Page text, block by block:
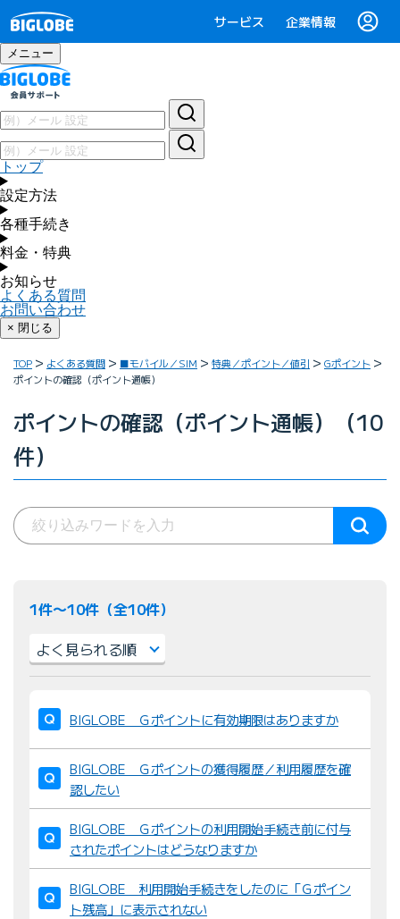
サービス 企業情報
メニュー
トップ
設定方法
各種手続き
料金・特典
お知らせ
よくある質問
お問い合わせ
× 閉じる
TOP よくある質問 ■モバイル／SIM 特典／ポイント／値引
Gポイント
ポイントの確認（ポイント通帳）
ポイントの確認（ポイント通帳）（10
件）
1件〜10件（全10件）
び
替
え
：
BIGLOBE Ｇポイントに有効期限はありますか
BIGLOBE Ｇポイントの獲得履歴／利用履歴を確
認したい
BIGLOBE Ｇポイントの利用開始手続き前に付与
されたポイントはどうなりますか
BIGLOBE 利用開始手続きをしたのに「Ｇポイン
ト残高」に表示されない